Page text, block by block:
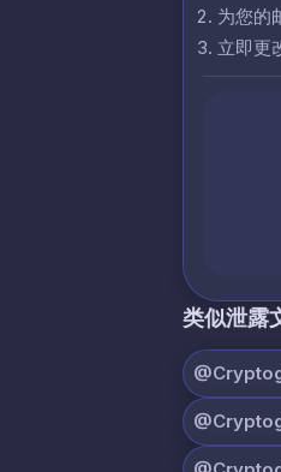
为您的
立即更
类似泄露